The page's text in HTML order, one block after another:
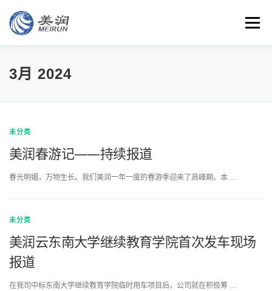
content
Menu
特色 团队
3月 2024
未分类
美润春游记——持续报道
春光明媚，万物生长。我们美润一年一度的春游季迎来了高峰期。本 …
未分类
美润云东南大学继续教育学院首次发车现场
报道
在我司中标东南大学继续教育学院临时用车项目后，公司就在积极筹 …